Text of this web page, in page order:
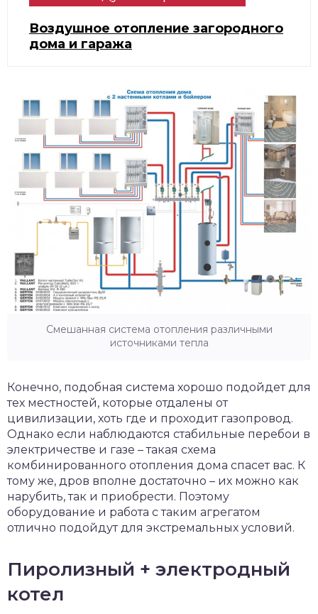
Воздушное отопление загородного
дома и гаража
Смешанная система отопления различными
источниками тепла
Конечно, подобная система хорошо подойдет для
тех местностей, которые отдалены от
цивилизации, хоть где и проходит газопровод.
Однако если наблюдаются стабильные перебои в
электричестве и газе – такая схема
комбинированного отопления дома спасет вас. К
тому же, дров вполне достаточно – их можно как
нарубить, так и приобрести. Поэтому
оборудование и работа с таким агрегатом
отлично подойдут для экстремальных условий.
Пиролизный + электродный
котел